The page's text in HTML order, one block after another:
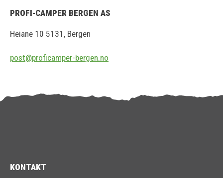
PROFI-CAMPER BERGEN AS
Heiane 10 5131, Bergen
post@proficamper-bergen.no
KONTAKT